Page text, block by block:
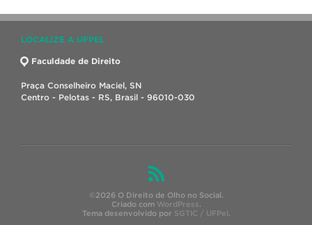
LOCALIZE A UFPEL
Faculdade de Direito
Praça Conselheiro Maciel, SN
Centro - Pelotas - RS, Brasil - 96010-030
©2026 O Direito de Olho no Social.
Criado com WordPress.
Tema desenvolvido por SGTIC / UFPel.